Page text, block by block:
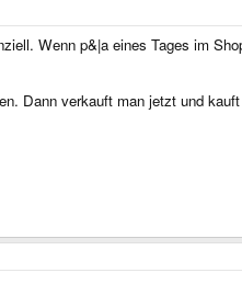
Wenn p&|a eines Tages im
Dann verkauft man jetzt und